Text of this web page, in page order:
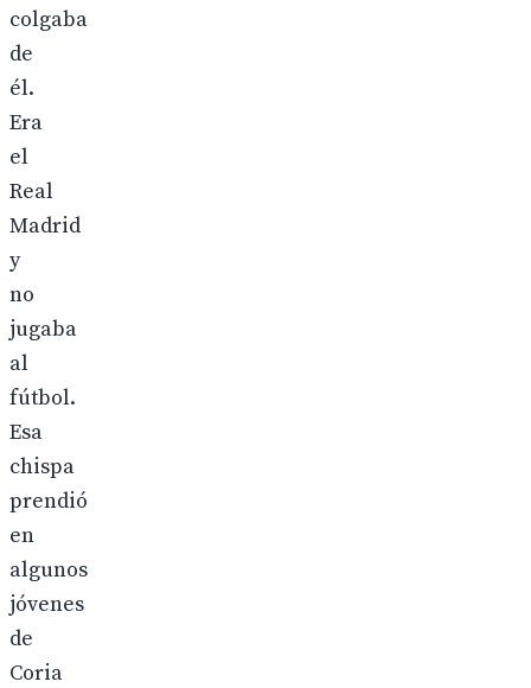
colgaba
de
él.
Era
el
Real
Madrid
y
no
jugaba
al
fútbol.
Esa
chispa
prendió
en
algunos
jóvenes
de
Coria